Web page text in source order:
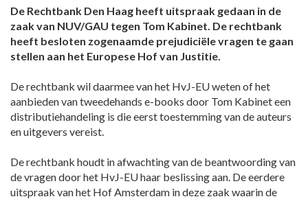
De Rechtbank Den Haag heeft uitspraak gedaan in de
zaak van NUV/GAU tegen Tom Kabinet. De rechtbank
heeft besloten zogenaamde prejudiciële vragen te gaan
stellen aan het Europese Hof van Justitie.
De rechtbank wil daarmee van het HvJ-EU weten of het
aanbieden van tweedehands e-books door Tom Kabinet een
distributiehandeling is die eerst toestemming van de auteurs
en uitgevers vereist.
De rechtbank houdt in afwachting van de beantwoording van
de vragen door het HvJ-EU haar beslissing aan. De eerdere
uitspraak van het Hof Amsterdam in deze zaak waarin de